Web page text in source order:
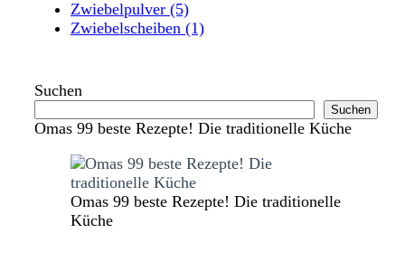
Zwiebelpulver (5)
Zwiebelscheiben (1)
Suchen
Suchen
Omas 99 beste Rezepte! Die traditionelle Küche
Omas 99 beste Rezepte! Die traditionelle
Küche